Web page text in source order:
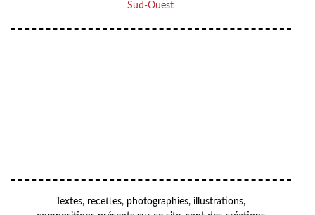
Sud-Ouest
Textes, recettes, photographies, illustrations,